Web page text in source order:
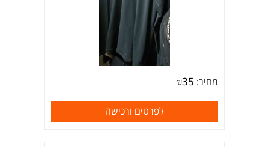
מחיר: ₪35
לפרטים ורכישה